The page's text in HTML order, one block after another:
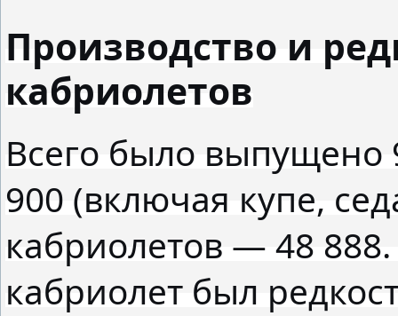
Производство и
кабриолетов
Всего было выпущено
900 (включая купе,
кабриолетов — 48
кабриолет был